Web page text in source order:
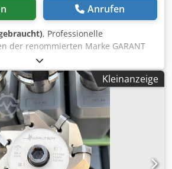
Anrufen
, Professionelle
der renommierten Marke GARANT
300230 6 SK40-6-100 – Spann-Ø
• SK40 Kegel – CNC-Standard •
100 mm • Max. Drehzahl
Präzision und Spannstabilität •
einsatzbereit. -- ANGEGEBENER
-- Chedpfx Aew Sy D Eocioa
Kleinanzeige